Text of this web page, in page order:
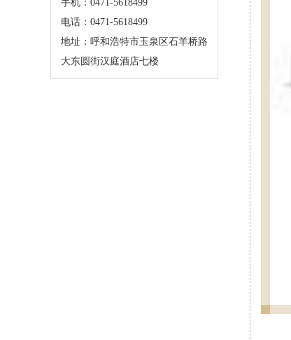
手机：0471-5618499
电话：0471-5618499
地址：呼和浩特市玉泉区石羊桥路
大东圆街汉庭酒店七楼